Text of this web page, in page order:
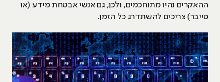
ההאקרים נהיו מתוחכמים, ולכן, גם אנשי אבטחת מידע (או
סייבר) צריכים להשתדרג כל הזמן.